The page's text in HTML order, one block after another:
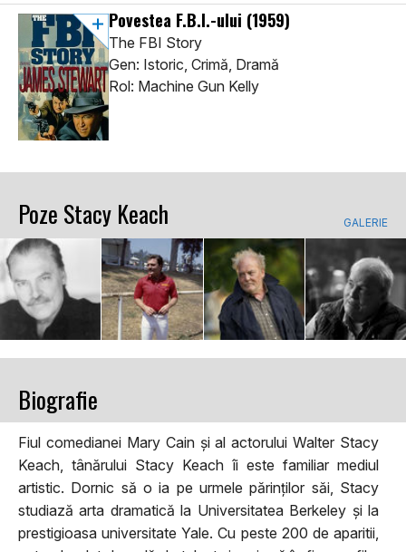
Povestea F.B.I.-ului (1959)
The FBI Story
Gen: Istoric, Crimă, Dramă
Rol: Machine Gun Kelly
Poze Stacy Keach GALERIE
Biografie
Fiul comedianei Mary Cain și al actorului Walter Stacy
Keach, tânărului Stacy Keach îi este familiar mediul
artistic. Dornic să o ia pe urmele părinților săi, Stacy
studiază arta dramatică la Universitatea Berkeley și la
prestigioasa universitate Yale. Cu peste 200 de aparitii,